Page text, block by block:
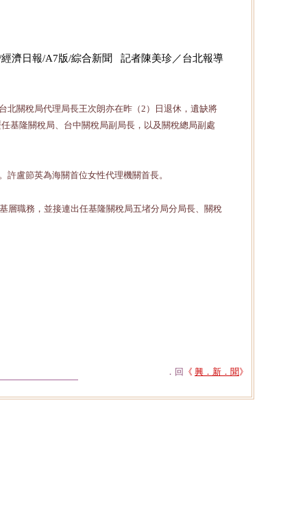
濟日報/A7版/綜合新聞 記者陳美珍／台北報導
北關稅局代理局長王次朗亦在昨（2）日退休，遺缺將
基隆關稅局、台中關稅局副局長，以及關稅總局副處
盧節英為海關首位女性代理機關首長。
層職務，並接連出任基隆關稅局五堵分局分局長、關稅
．回 《 興．新．聞》